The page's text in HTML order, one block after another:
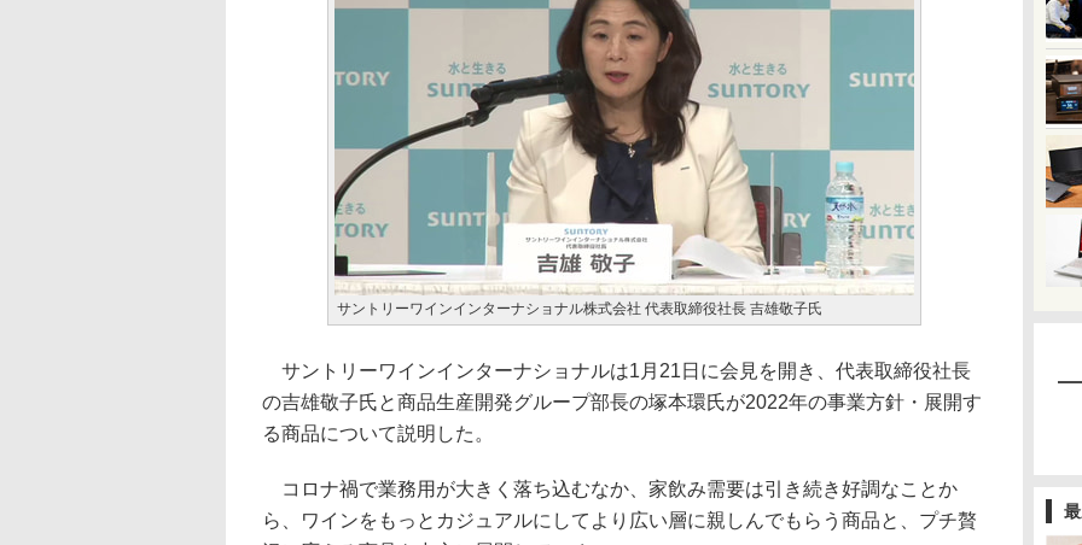
サントリーワインインターナショナル株式会社 代表取締役社長 吉雄敬子氏
サントリーワインインターナショナルは1月21日に会見を開き、代表取締役社長
の吉雄敬子氏と商品生産開発グループ部長の塚本環氏が2022年の事業方針・展開す
る商品について説明した。
コロナ禍で業務用が大きく落ち込むなか、家飲み需要は引き続き好調なことか
ら、ワインをもっとカジュアルにしてより広い層に親しんでもらう商品と、プチ贅